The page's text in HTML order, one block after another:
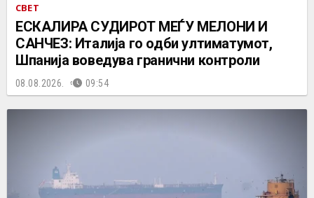
СВЕТ
ЕСКАЛИРА СУДИРОТ МЕЃУ МЕЛОНИ И
САНЧЕЗ: Италија го одби ултиматумот,
Шпанија воведува гранични контроли
08.08.2026. 09:54